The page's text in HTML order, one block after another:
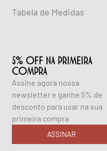
Tabela de Medidas
5% OFF NA PRIMEIRA
COMPRA
Assine agora nossa
newsletter e ganhe 5% de
desconto para usar na sua
primeira compra
ASSINAR